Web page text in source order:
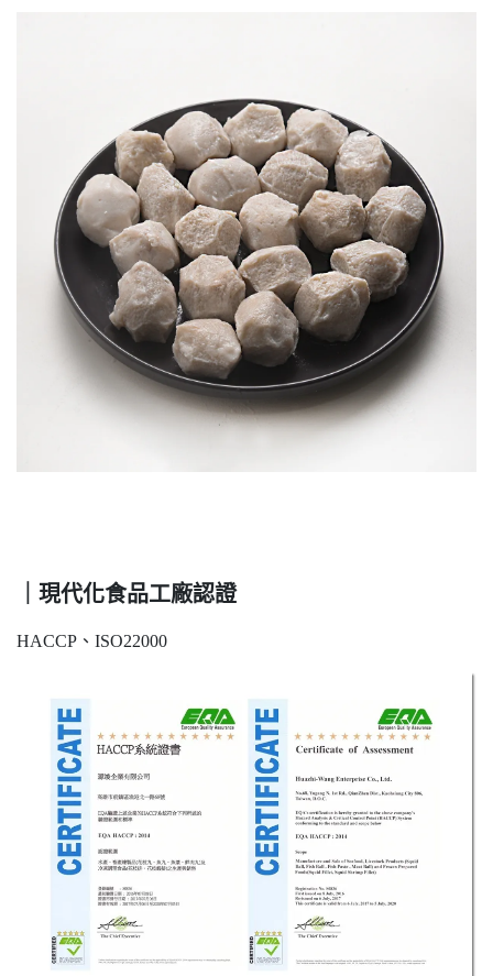
｜現代化食品工廠認證
HACCP、ISO22000